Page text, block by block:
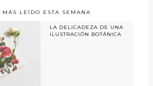
MÁS LEÍDO ESTA SEMANA
LA DELICADEZA DE UNA
ILUSTRACIÓN BOTÁNICA